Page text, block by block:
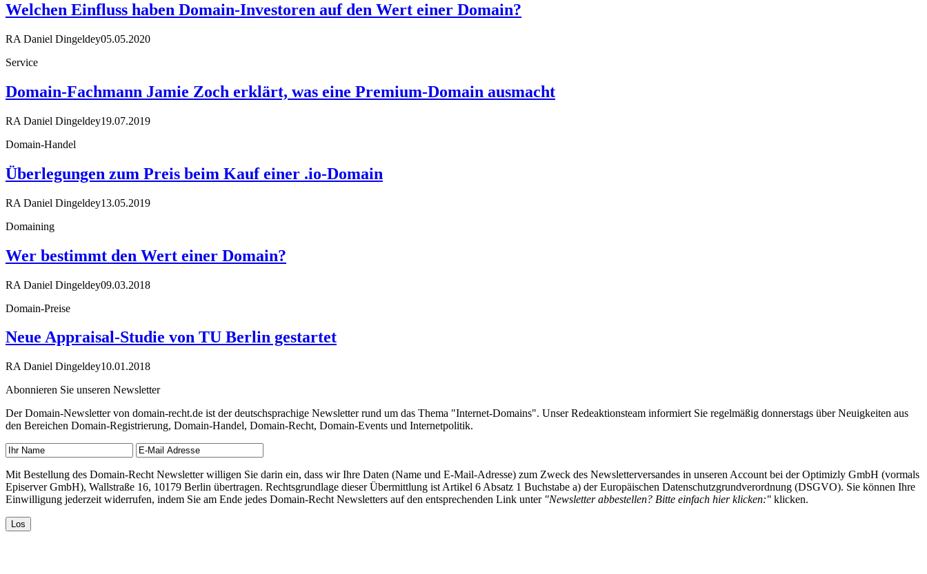
Welchen Einfluss haben Domain-Investoren auf den Wert einer Domain?
RA Daniel Dingeldey05.05.2020
Service
Domain-Fachmann Jamie Zoch erklärt, was eine Premium-Domain ausmacht
RA Daniel Dingeldey19.07.2019
Domain-Handel
Überlegungen zum Preis beim Kauf einer .io-Domain
RA Daniel Dingeldey13.05.2019
Domaining
Wer bestimmt den Wert einer Domain?
RA Daniel Dingeldey09.03.2018
Domain-Preise
Neue Appraisal-Studie von TU Berlin gestartet
RA Daniel Dingeldey10.01.2018
Abonnieren Sie unseren Newsletter
Der Domain-Newsletter von domain-recht.de ist der deutschsprachige Newsletter rund um das Thema "Internet-Domains". Unser Redeaktionsteam informiert Sie regelmäßig donnerstags über Neuigkeiten aus
den Bereichen Domain-Registrierung, Domain-Handel, Domain-Recht, Domain-Events und Internetpolitik.
Mit Bestellung des Domain-Recht Newsletter willigen Sie darin ein, dass wir Ihre Daten (Name und E-Mail-Adresse) zum Zweck des Newsletterversandes in unseren Account bei der Optimizly GmbH (vormals
Episerver GmbH), Wallstraße 16, 10179 Berlin übertragen. Rechtsgrundlage dieser Übermittlung ist Artikel 6 Absatz 1 Buchstabe a) der Europäischen Datenschutzgrundverordnung (DSGVO). Sie können Ihre
Einwilligung jederzeit widerrufen, indem Sie am Ende jedes Domain-Recht Newsletters auf den entsprechenden Link unter "Newsletter abbestellen? Bitte einfach hier klicken:" klicken.